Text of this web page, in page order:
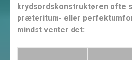
krydsordskonstruktøren ofte
præteritum- eller
mindst venter det: